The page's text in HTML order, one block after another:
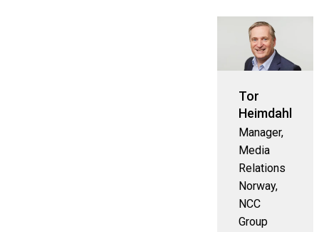
Tor
Heimdahl
Manager,
Media
Relations
Norway,
NCC
Group